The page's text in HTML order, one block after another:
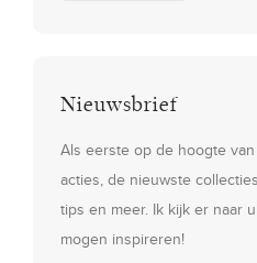
Nieuwsbrief
Als eerste op de hoogte
acties, de nieuwste
tips en meer. Ik kijk er naar
mogen inspireren!